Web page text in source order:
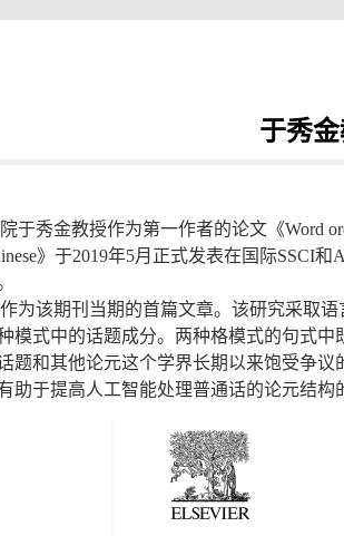
于秀
于秀金教授作为第一作者的论文《Word
》于2019年5月正式发表在国际SSCI
为该期刊当期的首篇文章。该研究采取
模式中的话题成分。两种格模式的句式
题和其他论元这个学界长期以来饱受争
助于提高人工智能处理普通话的论元结构